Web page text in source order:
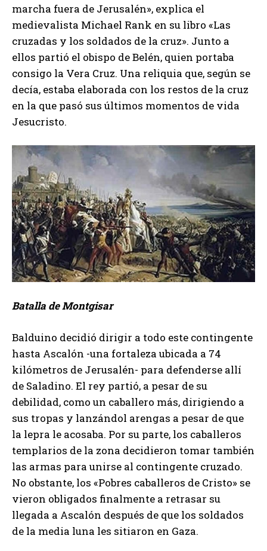
marcha fuera de Jerusalén», explica el
medievalista Michael Rank en su libro «Las
cruzadas y los soldados de la cruz». Junto a
ellos partió el obispo de Belén, quien portaba
consigo la Vera Cruz. Una reliquia que, según se
decía, estaba elaborada con los restos de la cruz
en la que pasó sus últimos momentos de vida
Jesucristo.
Batalla de Montgisar
Balduino decidió dirigir a todo este contingente
hasta Ascalón -una fortaleza ubicada a 74
kilómetros de Jerusalén- para defenderse allí
de Saladino. El rey partió, a pesar de su
debilidad, como un caballero más, dirigiendo a
sus tropas y lanzándol arengas a pesar de que
la lepra le acosaba. Por su parte, los caballeros
templarios de la zona decidieron tomar también
las armas para unirse al contingente cruzado.
No obstante, los «Pobres caballeros de Cristo» se
vieron obligados finalmente a retrasar su
llegada a Ascalón después de que los soldados
de la media luna les sitiaron en Gaza.